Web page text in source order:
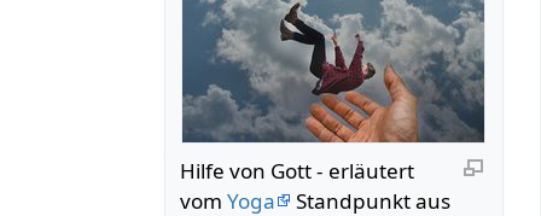
Hilfe von Gott - erläutert
vomYoga Standpunkt aus